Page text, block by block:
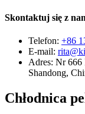
Skontaktuj się z
Telefon: +86
E-mail:
Adres: Nr 666
Shandong,
Chłodnica